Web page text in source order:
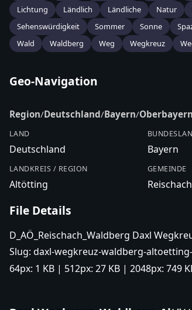
Lichtung
Ländlich Ländliche Natur
Sehenswürdigkeit
Sommer Sonne
Wald
Waldberg Weg Wegkreuz
Geo-Navigation
Region/Deutschland/Bayern/Oberbayern
LAND
Deutschland Bayern
LANDKREIS / REGION
Altötting
GEMEINDE
Reischach
File Details
D_AÖ_Reischach_Waldberg Daxl
Slug: daxl-wegkreuz-waldberg-
64px: 1 KB | 512px: 27 KB | 2048px: 749